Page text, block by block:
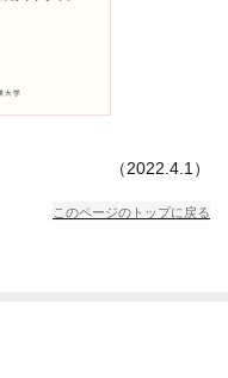
（2022.4.1）
このページのトップに戻る